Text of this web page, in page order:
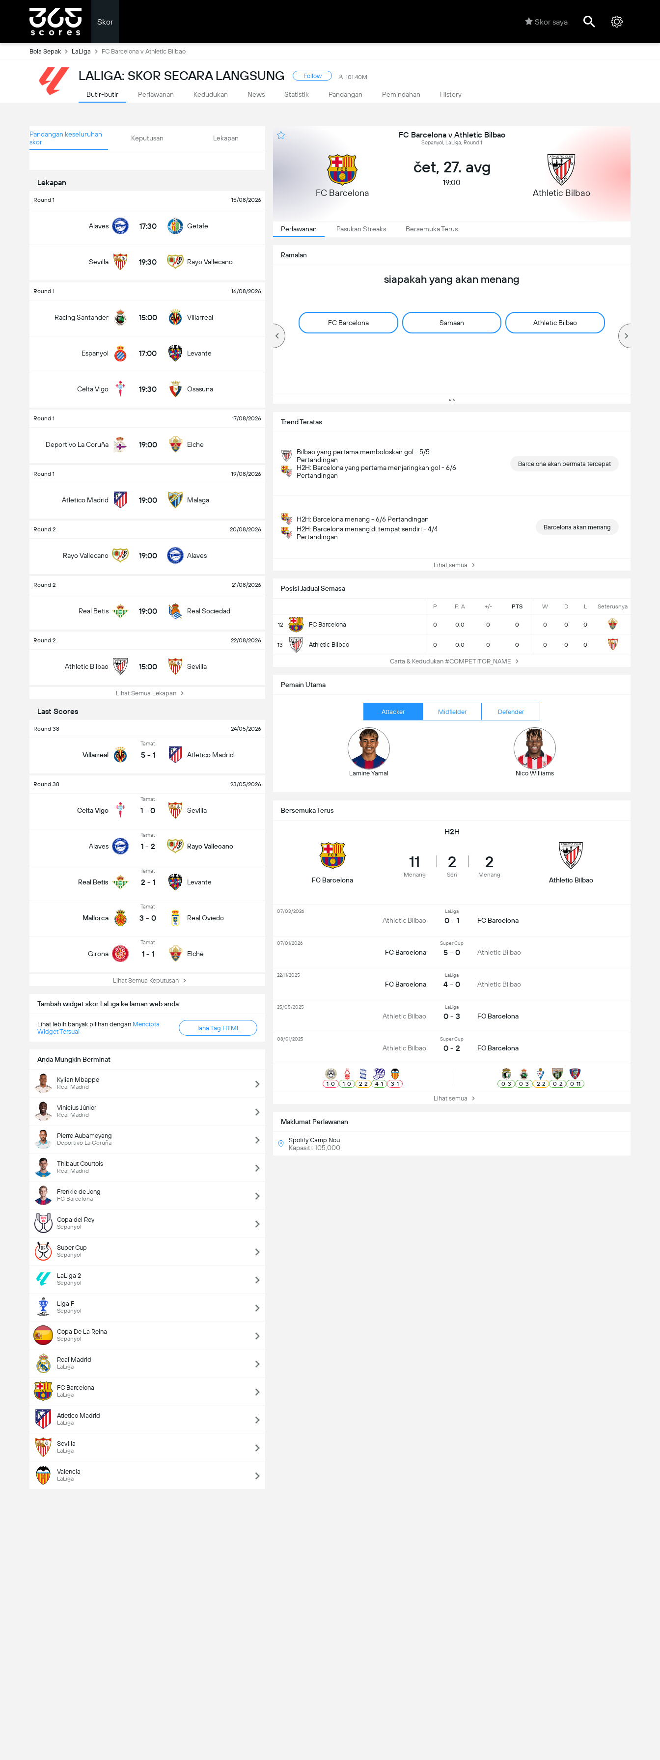
Skor Skor saya
Bola Sepak LaLiga FC Barcelona v Athletic Bilbao
LALIGA: SKOR SECARA LANGSUNG Follow 101.40M
Butir-butir Perlawanan Kedudukan News Statistik Pandangan Pemindahan History
Pandangan keseluruhan
skor
Keputusan Lekapan
Lekapan
Round 1 15/08/2026
Alaves 17:30 Getafe
Sevilla 19:30 Rayo Vallecano
Round 1 16/08/2026
Racing Santander 15:00 Villarreal
Espanyol 17:00 Levante
Celta Vigo 19:30 Osasuna
Round 1 17/08/2026
Deportivo La Coruña 19:00 Elche
Round 1 19/08/2026
Atletico Madrid 19:00 Malaga
Round 2 20/08/2026
Rayo Vallecano 19:00 Alaves
Round 2 21/08/2026
Real Betis 19:00 Real Sociedad
Round 2 22/08/2026
Athletic Bilbao 15:00 Sevilla
Lihat Semua Lekapan
Last Scores
Round 38 24/05/2026
Villarreal
Tamat
5 - 1 Atletico Madrid
Round 38 23/05/2026
Celta Vigo
Tamat
1 - 0 Sevilla
Alaves
Tamat
1 - 2 Rayo Vallecano
Real Betis
Tamat
2 - 1 Levante
Mallorca
Tamat
3 - 0 Real Oviedo
Girona
Tamat
1 - 1 Elche
Lihat Semua Keputusan
Tambah widget skor LaLiga ke laman web anda
Lihat lebih banyak pilihan dengan Mencipta
Widget Tersuai
Jana Tag HTML
Anda Mungkin Berminat
Kylian Mbappe
Real Madrid
Vinicius Júnior
Real Madrid
Pierre Aubameyang
Deportivo La Coruña
Thibaut Courtois
Real Madrid
Frenkie de Jong
FC Barcelona
Copa del Rey
Sepanyol
Super Cup
Sepanyol
LaLiga 2
Sepanyol
Liga F
Sepanyol
Copa De La Reina
Sepanyol
Real Madrid
LaLiga
FC Barcelona
LaLiga
Atletico Madrid
LaLiga
Sevilla
LaLiga
Valencia
LaLiga
FC Barcelona v Athletic Bilbao
Sepanyol, LaLiga, Round 1
FC Barcelona
čet, 27. avg
19:00
Athletic Bilbao
Perlawanan Pasukan Streaks Bersemuka Terus
Ramalan
siapakah yang akan menang
FC Barcelona Samaan Athletic Bilbao
Over
Trend Teratas
Bilbao yang pertama memboloskan gol - 5/5
Pertandingan
H2H: Barcelona yang pertama menjaringkan gol - 6/6
Pertandingan
Barcelona akan bermata tercepat
H2H: Barcelona menang - 6/6 Pertandingan
H2H: Barcelona menang di tempat sendiri - 4/4
Pertandingan
Barcelona akan menang
Lihat semua
Posisi Jadual Semasa
P F: A +/- PTS W D L Seterusnya
12 FC Barcelona 0 0:0 0 0 0 0 0
13 Athletic Bilbao 0 0:0 0 0 0 0 0
Carta & Kedudukan #COMPETITOR_NAME
Pemain Utama
Attacker Midfielder Defender
Lamine Yamal Nico Williams
Maklumat Perlawanan
Spotify Camp Nou
Kapasiti: 105,000
Bersemuka Terus
H2H
FC Barcelona
11
Menang
2
Seri
2
Menang
Athletic Bilbao
Athletic Bilbao
LaLiga
0 - 1 FC Barcelona
07/03/2026
FC Barcelona
Super Cup
5 - 0 Athletic Bilbao
07/01/2026
FC Barcelona
LaLiga
4 - 0 Athletic Bilbao
22/11/2025
Athletic Bilbao
LaLiga
0 - 3 FC Barcelona
25/05/2025
Athletic Bilbao
Super Cup
0 - 2 FC Barcelona
08/01/2025
1-0 1-0 2-2 4-1 3-1 0-3 0-3 2-2 0-2 0-11
Lihat semua